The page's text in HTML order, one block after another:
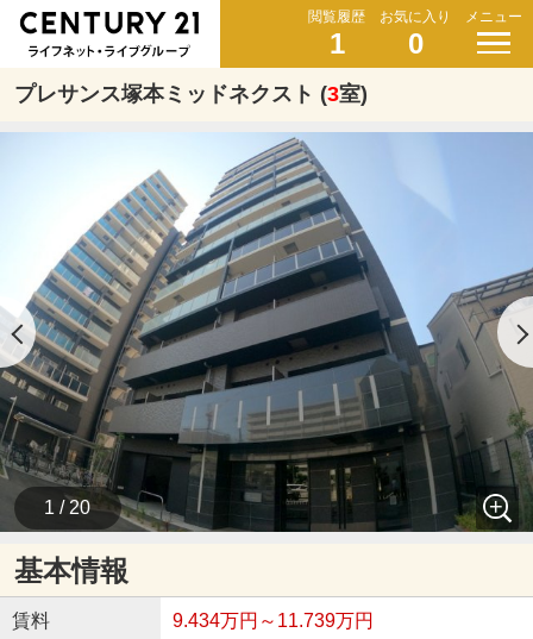
閲覧履歴
1
お気に入り
0
メニュー
プレサンス塚本ミッドネクスト (3室)
1 / 20
基本情報
賃料 9.434万円～11.739万円